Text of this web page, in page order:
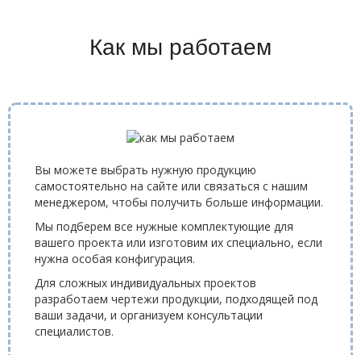
Как мы работаем
Вы можете выбрать нужную продукцию
самостоятельно на сайте или связаться с нашим
менеджером, чтобы получить больше информации.
Мы подберем все нужные комплектующие для
вашего проекта или изготовим их специально, если
нужна особая конфигурация.
Для сложных индивидуальных проектов
разработаем чертежи продукции, подходящей под
ваши задачи, и организуем консультации
специалистов.